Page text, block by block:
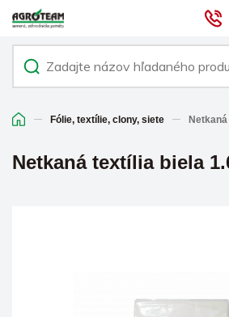
Fólie, textílie, clony, siete
Netkaná textília biela